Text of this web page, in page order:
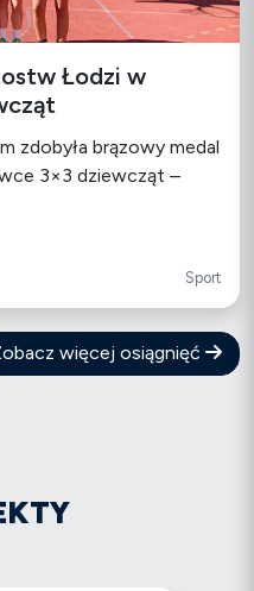
Łodzi w
zdobyła brązowy medal
3×3 dziewcząt –
Sport
więcej osiągnięć